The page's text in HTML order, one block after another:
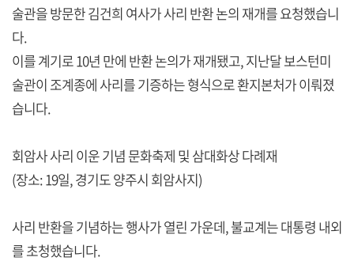
술관을 방문한 김건희 여사가 사리 반환 논의 재개를 요청했습니
다.
이를 계기로 10년 만에 반환 논의가 재개됐고, 지난달 보스턴미
술관이 조계종에 사리를 기증하는 형식으로 환지본처가 이뤄졌
습니다.
회암사 사리 이운 기념 문화축제 및 삼대화상 다례재
(장소: 19일, 경기도 양주시 회암사지)
사리 반환을 기념하는 행사가 열린 가운데, 불교계는 대통령 내외
를 초청했습니다.